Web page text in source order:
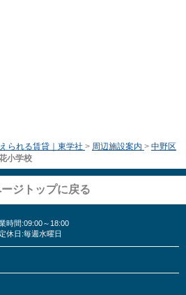
られる賃貸｜東学社 > 周辺施設案内 > 中野区
小学校
ジトップに戻る
時間:09:00～18:00
休日:毎週水曜日